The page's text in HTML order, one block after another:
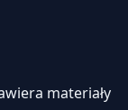
materiały